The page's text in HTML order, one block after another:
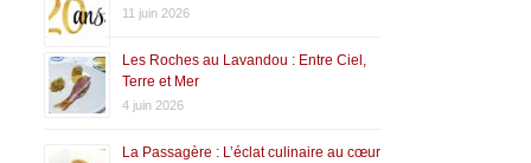
11 juin 2026
Les Roches au Lavandou : Entre Ciel,
Terre et Mer
4 juin 2026
La Passagère : L’éclat culinaire au cœur